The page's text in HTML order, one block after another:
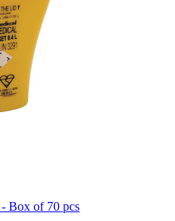
Box of 70 pcs